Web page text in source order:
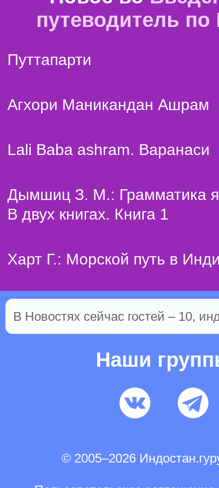
путеводитель
Путтапарти
Агхори Маникандан Ашрам
Lali Baba ashram. Варанаси
Дымшиц З. М.: Грамматика
В двух книгах. Книга 1
Харт Г.: Морской путь в
В Новостях сейчас гостей – 10,
Наши
© 2005–2026